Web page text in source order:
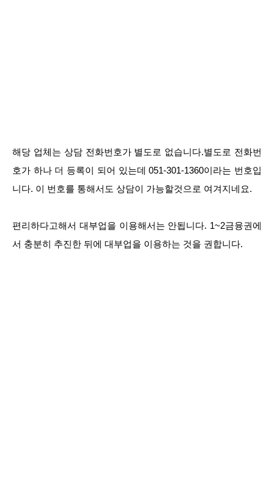
해당 업체는 상담 전화번호가 별도로 없습니다.별도로 전화번
호가 하나 더 등록이 되어 있는데 051-301-1360이라는 번호입
니다. 이 번호를 통해서도 상담이 가능할것으로 여겨지네요.
편리하다고해서 대부업을 이용해서는 안됩니다. 1~2금융권에
서 충분히 추진한 뒤에 대부업을 이용하는 것을 권합니다.